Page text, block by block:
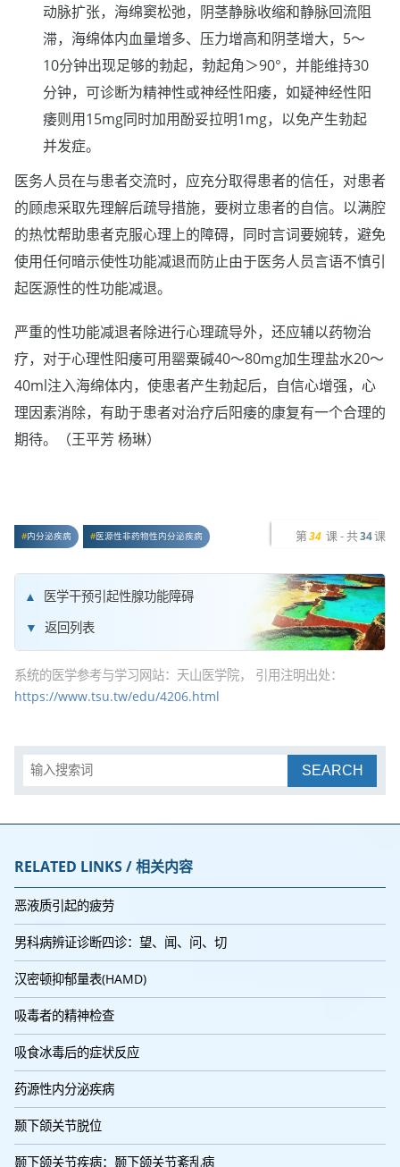
动脉扩张，海绵窦松弛，阴茎静脉收缩和静脉回流阻
滞，海绵体内血量增多、压力增高和阴茎增大，5～
10分钟出现足够的勃起，勃起角＞90°，并能维持30
分钟，可诊断为精神性或神经性阳痿，如疑神经性阳
痿则用15mg同时加用酚妥拉明1mg，以免产生勃起
并发症。
医务人员在与患者交流时，应充分取得患者的信任，对患者
的顾虑采取先理解后疏导措施，要树立患者的自信。以满腔
的热忱帮助患者克服心理上的障碍，同时言词要婉转，避免
使用任何暗示使性功能减退而防止由于医务人员言语不慎引
起医源性的性功能减退。
严重的性功能减退者除进行心理疏导外，还应辅以药物治
疗，对于心理性阳痿可用罂粟碱40～80mg加生理盐水20～
40ml注入海绵体内，使患者产生勃起后，自信心增强，心
理因素消除，有助于患者对治疗后阳痿的康复有一个合理的
期待。（王平芳 杨琳）
内分泌疾病 医源性非药物性内分泌疾病 第 34 课 - 共34课
医学干预引起性腺功能障碍
返回列表
系统的医学参考与学习网站：天山医学院， 引用注明出处：
https://www.tsu.tw/edu/4206.html
SEARCH
RELATED LINKS / 相关内容
恶液质引起的疲劳
男科病辨证诊断四诊：望、闻、问、切
汉密顿抑郁量表(HAMD)
吸毒者的精神检查
吸食冰毒后的症状反应
药源性内分泌疾病
颞下颌关节脱位
颞下颌关节疾病：颞下颌关节紊乱病